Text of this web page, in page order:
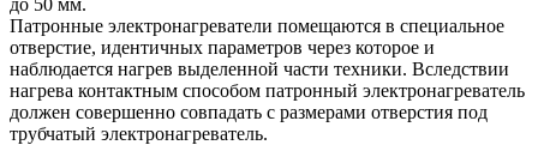
Патронные электронагреватели помещаются в специальное
отверстие, идентичных параметров через которое и
наблюдается нагрев выделенной части техники. Вследствии
нагрева контактным способом патронный электронагреватель
должен совершенно совпадать с размерами отверстия под
трубчатый электронагреватель.